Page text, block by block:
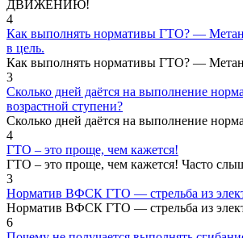
ДВИЖЕНИЮ!
4
Как выполнять нормативы ГТО? —
в цель.
Как выполнять нормативы ГТО? —
3
Сколько дней даётся на выполнение
возрастной ступени?
Сколько дней даётся на выполнение
4
ГТО – это проще, чем кажется!
ГТО – это проще, чем кажется! Часто
3
Норматив ВФСК ГТО — стрельба из
Норматив ВФСК ГТО — стрельба из
6